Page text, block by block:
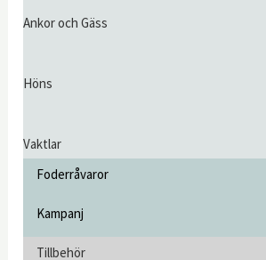
Ankor och Gäss
Höns
Vaktlar
Foderråvaror
Kampanj
Tillbehör